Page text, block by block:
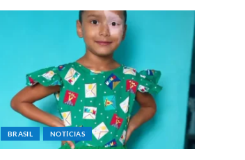
BRASIL NOTÍCIAS